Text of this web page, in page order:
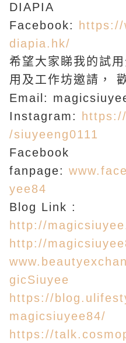
DIAPIA
Facebook:
https://
diapia.hk/
希望大家睇我的試
用及工作坊邀請，
Email:
Instagram:
/siuyeeng0111
Facebook
fanpage:
yee84
Blog Link :
http://
http://
gicSiuyee
https://
magicsiuyee84/
https://